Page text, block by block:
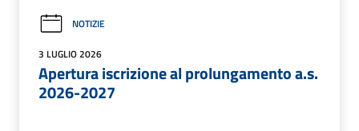
NOTIZIE
3 LUGLIO 2026
Apertura iscrizione al prolungamento a.s.
2026-2027